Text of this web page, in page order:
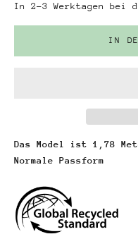
In 2-3 Werktagen bei
IN
Das Model ist 1,78
Normale Passform